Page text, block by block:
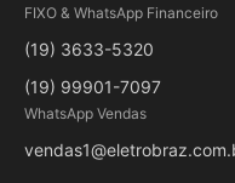
FIXO & WhatsApp Financeiro
(19) 3633-5320
(19) 99901-7097
WhatsApp Vendas